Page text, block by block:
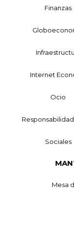
Finanzas
Internet
Ocio
Sociales
Mesa